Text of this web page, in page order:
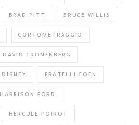
BRAD PITT BRUCE WILLIS
CORTOMETRAGGIO
DAVID CRONENBERG
DISNEY FRATELLI COEN
HARRISON FORD
HERCULE POIROT